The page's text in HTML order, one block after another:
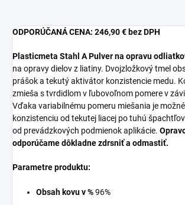
ODPORÚČANÁ CENA: 246,90 € bez DPH
Plasticmeta Stahl A Pulver na opravu
na opravy dielov z liatiny. Dvojzložkový tmel
prášok a tekutý aktivátor konzistencie medu.
zmieša s tvrdidlom v ľubovoľnom pomere v
Vďaka variabilnému pomeru miešania je
konzistenciu od tekutej liacej po tuhú
od prevádzkových podmienok aplikácie.
odporúčame dôkladne zdrsniť a odmastiť.
Parametre produktu:
Obsah kovu v %96%